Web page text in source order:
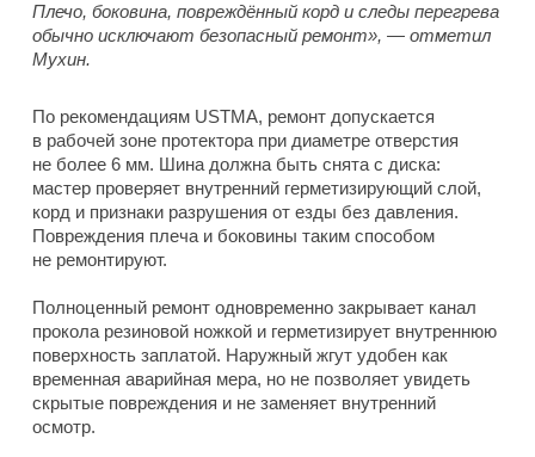
Плечо, боковина, повреждённый корд и следы перегрева
обычно исключают безопасный ремонт», — отметил
Мухин.
По рекомендациям USTMA, ремонт допускается
в рабочей зоне протектора при диаметре отверстия
не более 6 мм. Шина должна быть снята с диска:
мастер проверяет внутренний герметизирующий слой,
корд и признаки разрушения от езды без давления.
Повреждения плеча и боковины таким способом
не ремонтируют.
Полноценный ремонт одновременно закрывает канал
прокола резиновой ножкой и герметизирует внутреннюю
поверхность заплатой. Наружный жгут удобен как
временная аварийная мера, но не позволяет увидеть
скрытые повреждения и не заменяет внутренний
осмотр.